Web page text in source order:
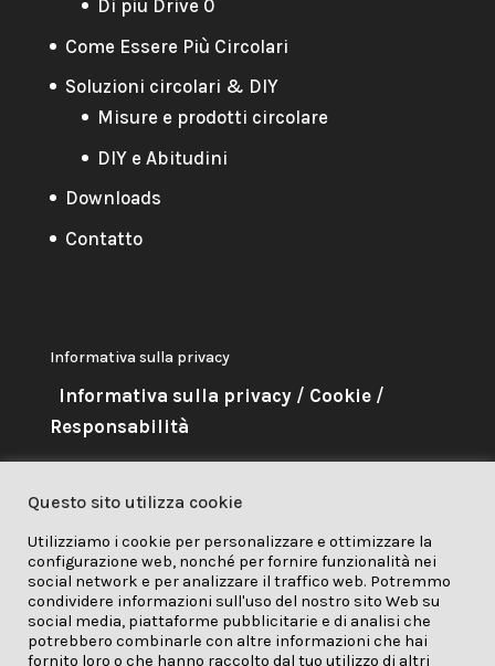
Di piu Drive 0
Come Essere Più Circolari
Soluzioni circolari & DIY
Misure e prodotti circolare
DIY e Abitudini
Downloads
Contatto
Informativa sulla privacy
Informativa sulla privacy/ Cookie/
Responsabilità
About Me
Questo progetto ha ricevuto
finanziamenti dal programma di
ricerca e innovazione Horizon
2020 dell'Unione Europea nell'ambito della
Questo sito utilizza cookie
Utilizziamo i cookie per personalizzare e ottimizzare la
configurazione web, nonché per fornire funzionalità nei
social network e per analizzare il traffico web. Potremmo
condividere informazioni sull'uso del nostro sito Web su
social media, piattaforme pubblicitarie e di analisi che
potrebbero combinarle con altre informazioni che hai
fornito loro o che hanno raccolto dal tuo utilizzo di altri